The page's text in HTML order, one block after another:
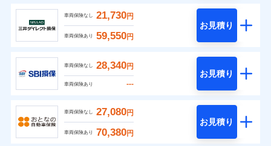
車両保険なし 21,730円
車両保険あり 59,550円
お見積り
車両保険なし 28,340円
車両保険あり ---
お見積り
車両保険なし 27,080円
車両保険あり 70,380円
お見積り